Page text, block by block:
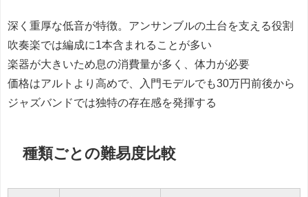
深く重厚な低音が特徴。アンサンブルの土台を支える役割
吹奏楽では編成に1本含まれることが多い
楽器が大きいため息の消費量が多く、体力が必要
価格はアルトより高めで、入門モデルでも30万円前後から
ジャズバンドでは独特の存在感を発揮する
種類ごとの難易度比較